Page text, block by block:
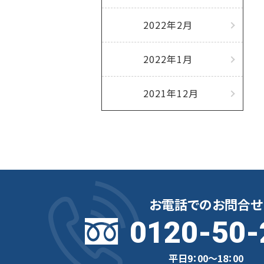
2022年2月
2022年1月
2021年12月
お電話でのお問合せ
0120-
平日9：00～18：00